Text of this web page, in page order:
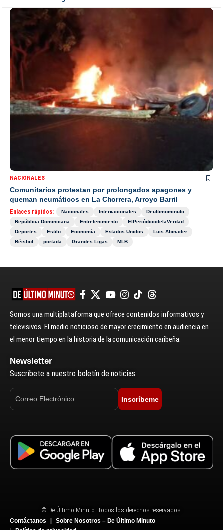
NACIONALES
Comunitarios protestan por prolongados apagones y
queman neumáticos en La Chorrera, Arroyo Barril
Enlaces rápidos: Nacionales Internacionales
Deultimominuto
República Dominicana
Entretenimiento
ElPeriódicodelaVerdad
Deportes
Estilo Economía Estados Unidos
Luis Abinader
Béisbol
portada Grandes Ligas MLB
Somos una multiplataforma que ofrece contenidos informativos y
televisivos. El medio noticioso de mayor crecimiento en audiencia en
el menor tiempo en la historia de la comunicación caribeña.
Newsletter
Suscríbete a nuestro boletín de noticias.
Inscríbeme
© De Último Minuto. Todos los derechos reservados.
Contáctanos
Sobre Nosotros – De Último Minuto